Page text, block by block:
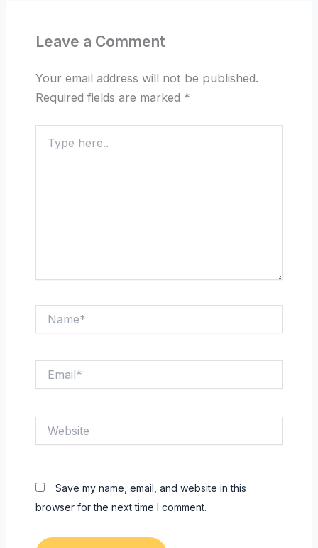
Leave a Comment
Your email address will not be published.
Required fields are marked *
here..
Save my name, email, and website in this
browser for the next time I comment.